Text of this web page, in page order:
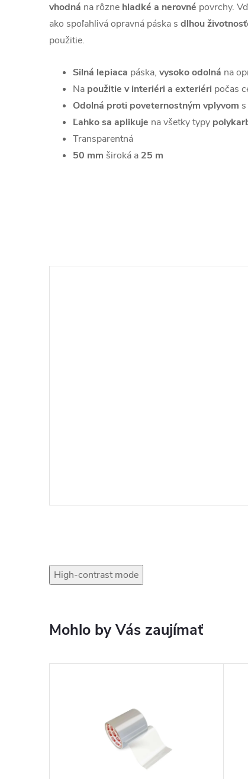
vhodná na rôzne hladké a nerovné povrchy.
ako spoľahlivá opravná páska s dlhou
použitie.
Silná lepiaca páska, vysoko odolná na
Na použitie v interiéri a exteriéri počas
Odolná proti poveternostným vplyvom s
Ľahko sa aplikuje na všetky typy
Transparentná
50 mm široká a 25 m
High-contrast mode
Mohlo by Vás zaujímať